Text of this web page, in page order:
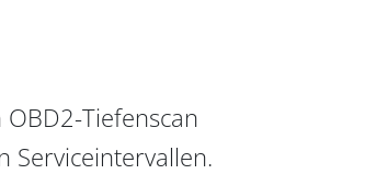
Tiefenscan
Serviceintervallen.